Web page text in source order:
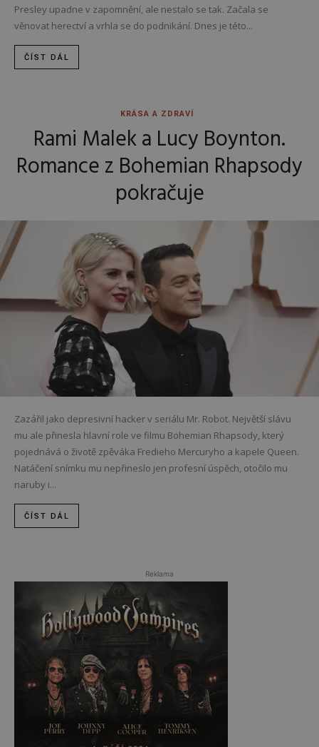
Presley upadne v zapomnění, ale nestalo se tak. Začala se
věnovat herectví a vrhla se do podnikání. Dnes je této...
ČÍST DÁL
KRÁSA A ZDRAVÍ
Rami Malek a Lucy Boynton.
Romance z Bohemian Rhapsody
pokračuje
Zazářil jako depresivní hacker v seriálu Mr. Robot. Největší slávu
mu ale přinesla hlavní role ve filmu Bohemian Rhapsody, který
pojednává o životě zpěváka Fredieho Mercuryho a kapele Queen.
Natáčení snímku mu nepřineslo jen profesní úspěch, otočilo mu
naruby i...
ČÍST DÁL
Reklama